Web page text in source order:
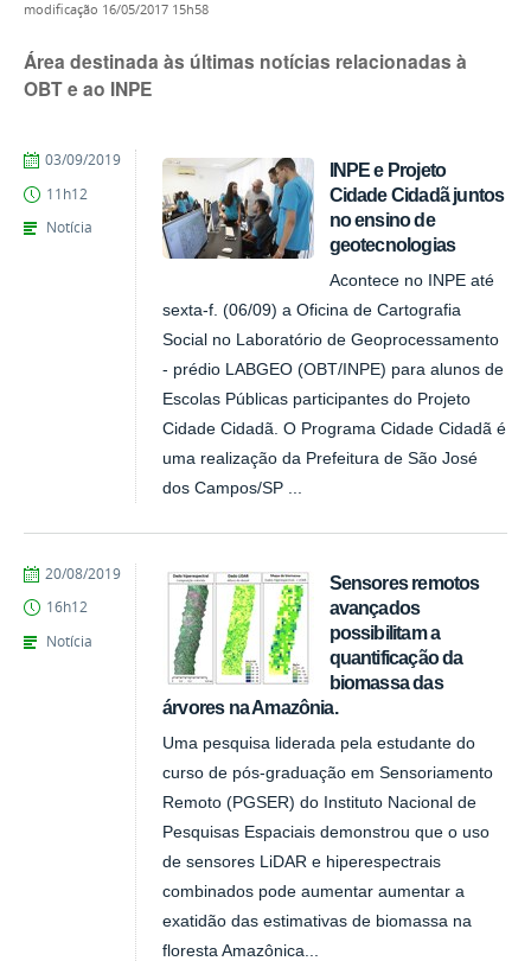
modificação 16/05/2017 15h58
Área destinada às últimas notícias relacionadas à
OBT e ao INPE
INPE e Projeto
Cidade Cidadã juntos
no ensino de
geotecnologias
Acontece no INPE até
sexta-f. (06/09) a Oficina de Cartografia
Social no Laboratório de Geoprocessamento
- prédio LABGEO (OBT/INPE) para alunos de
Escolas Públicas participantes do Projeto
Cidade Cidadã. O Programa Cidade Cidadã é
uma realização da Prefeitura de São José
dos Campos/SP ...
publicado
03/09/2019
11h12
Notícia
Sensores remotos
avançados
possibilitam a
quantificação da
biomassa das
árvores na Amazônia.
Uma pesquisa liderada pela estudante do
curso de pós-graduação em Sensoriamento
Remoto (PGSER) do Instituto Nacional de
Pesquisas Espaciais demonstrou que o uso
de sensores LiDAR e hiperespectrais
combinados pode aumentar aumentar a
exatidão das estimativas de biomassa na
floresta Amazônica...
publicado
20/08/2019
16h12
Notícia